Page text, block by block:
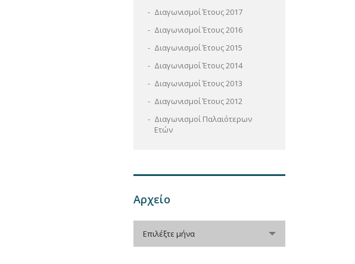
Διαγωνισμοί Έτους 2017
Διαγωνισμοί Έτους 2016
Διαγωνισμοί Έτους 2015
Διαγωνισμοί Έτους 2014
Διαγωνισμοί Έτους 2013
Διαγωνισμοί Έτους 2012
Διαγωνισμοί Παλαιότερων
Ετών
Αρχείο
Επιλέξτε μήνα